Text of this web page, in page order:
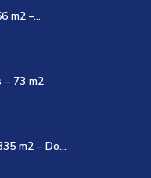
m2 –...
73 m2
m2 – Do...